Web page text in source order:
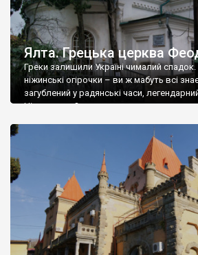
Ялта. Грецька церква
Греки залишили Україні чималий
ніжинські огірочки – ви ж мабуть всі
загублений у радянські часи,
Ніжин греки?